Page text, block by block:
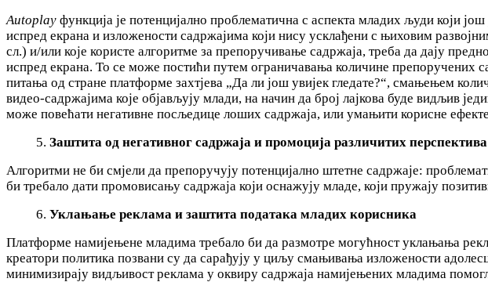
Autoplay функција је потенцијално проблематична с аспекта младих људи који
испред екрана и изложености садржајима који нису усклађени с њиховим
сл.) и/или које користе алгоритме за препоручивање садржаја, треба да дају
испред екрана. То се може постићи путем ограничавања количине препоручених
питања од стране платформе захтјева „Да ли још увијек гледате?“, смањењем
видео-садржајима које објављују млади, на начин да број лајкова буде видљив
може повећати негативне посљедице лоших садржаја, или умањити корисне
Заштита од негативног садржаја и промоција различитих перспектива
Алгоритми не би смјели да препоручују потенцијално штетне садржаје:
би требало дати промовисању садржаја који оснажују младе, који пружају
Уклањање реклама и заштита података младих корисника
Платформе намијењене младима требало би да размотре могућност уклањања
креатори политика позвани су да сарађују у циљу смањивања изложености
минимизирају видљивост реклама у оквиру садржаја намијењених младима